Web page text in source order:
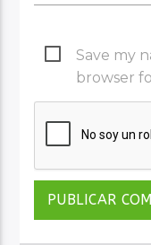
Save my
browser